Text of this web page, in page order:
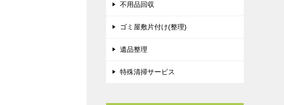
不用品回収
ゴミ屋敷片付け(整理)
遺品整理
特殊清掃サービス